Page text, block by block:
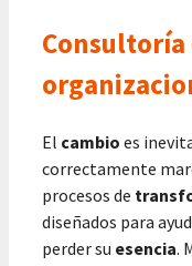
El cambio es
correctamente
procesos de
diseñados para
perder su esencia.